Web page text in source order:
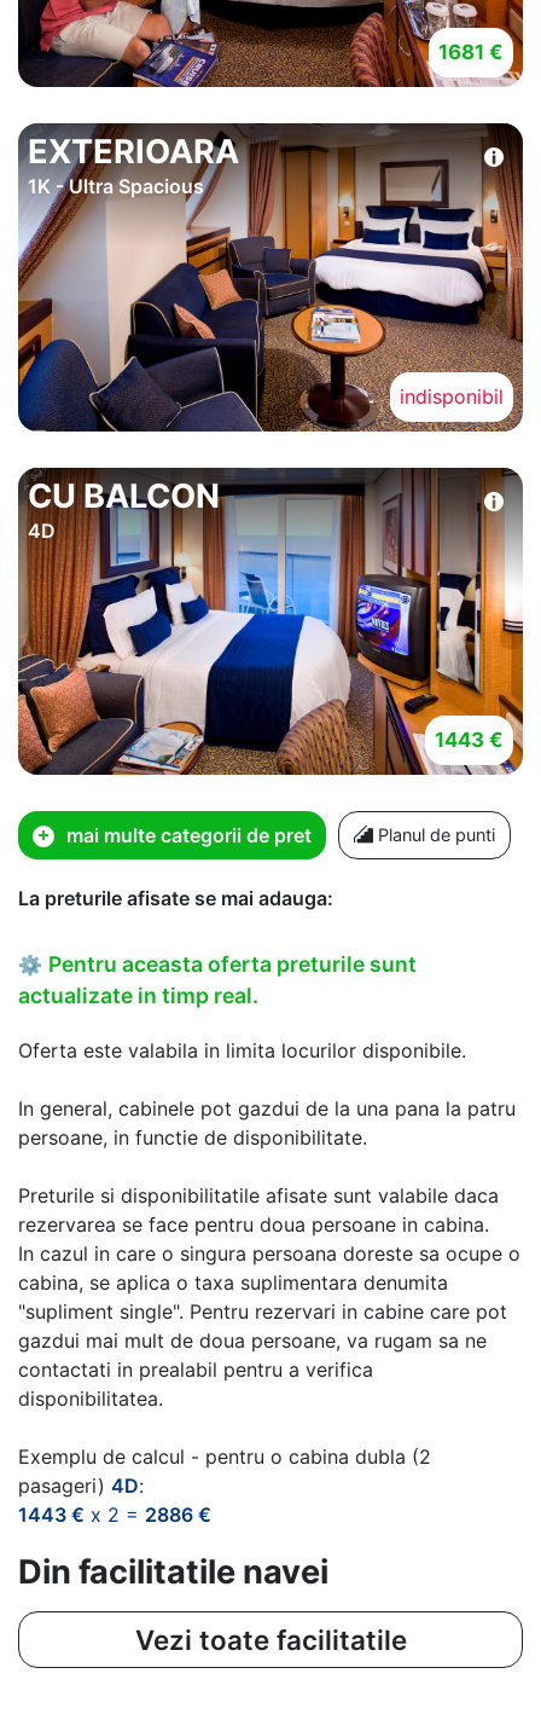
1681 €
EXTERIOARA
1K - Ultra Spacious
indisponibil
CU BALCON
4D
1443 €
mai multe categorii de pret Planul de punti
La preturile afisate se mai adauga:
⚙ Pentru aceasta oferta preturile sunt
actualizate in timp real.
Oferta este valabila in limita locurilor disponibile.
In general, cabinele pot gazdui de la una pana la patru
persoane, in functie de disponibilitate.
Preturile si disponibilitatile afisate sunt valabile daca
rezervarea se face pentru doua persoane in cabina.
In cazul in care o singura persoana doreste sa ocupe o
cabina, se aplica o taxa suplimentara denumita
"supliment single". Pentru rezervari in cabine care pot
gazdui mai mult de doua persoane, va rugam sa ne
contactati in prealabil pentru a verifica
disponibilitatea.
Exemplu de calcul - pentru o cabina dubla (2
pasageri) 4D:
1443 € x 2 = 2886 €
Din facilitatile navei
Vezi toate facilitatile